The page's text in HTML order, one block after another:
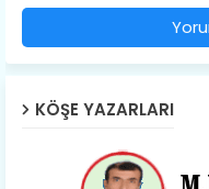
KÖŞE YAZARLARI